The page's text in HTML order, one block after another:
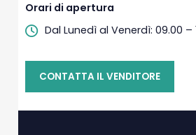
Orari di apertura
Dal Lunedì al Venerdì: 09.00 –
CONTATTA IL VENDITORE